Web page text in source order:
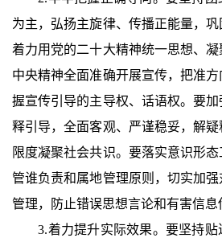
为主，弘扬主旋律、传播正能量，巩
着力用党的二十大精神统一思想、
中央精神全面准确开展宣传，把准
握宣传引导的主导权、话语权。要
释引导，全面客观、严谨稳妥，解
限度凝聚社会共识。要落实意识形
管谁负责和属地管理原则，切实加
管理，防止错误思想言论和有害信息
3.着力提升实际效果。要坚持贴